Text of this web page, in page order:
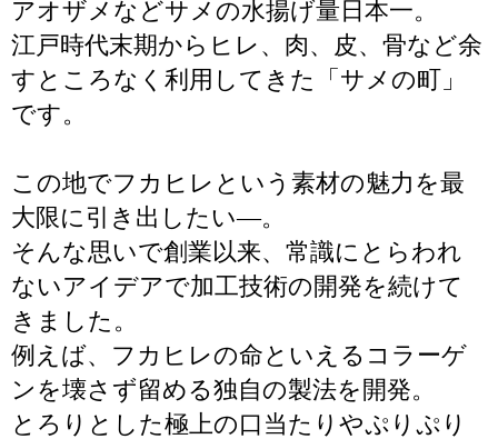
アオザメなどサメの水揚げ量日本一。
江戸時代末期からヒレ、肉、皮、骨など余
すところなく利用してきた「サメの町」
です。
この地でフカヒレという素材の魅力を最
大限に引き出したい―。
そんな思いで創業以来、常識にとらわれ
ないアイデアで加工技術の開発を続けて
きました。
例えば、フカヒレの命といえるコラーゲ
ンを壊さず留める独自の製法を開発。
とろりとした極上の口当たりやぷりぷり